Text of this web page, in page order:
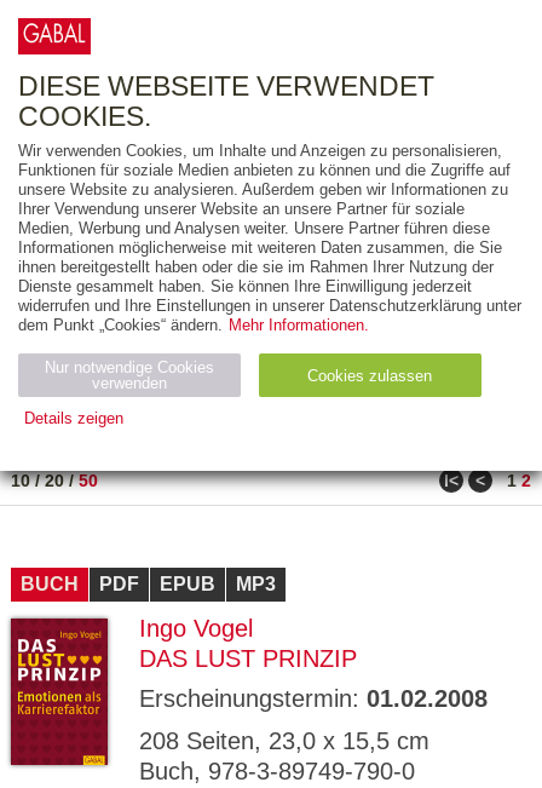
FREITEXT
AUSGABEART
AUS DER REIHE
ZUM THEMA
Neuerscheinung
Bestseller
PREIS
10/20/50 ǀ< < 1 2
BUCH PDF EPUB MP3
Ingo Vogel
DAS LUST PRINZIP
Erscheinungstermin: 01.02.2008
208 Seiten, 23,0 x 15,5 cm
Buch, 978-3-89749-790-0
DIESE WEBSEITE VERWENDET
COOKIES.
Wir verwenden Cookies, um Inhalte und Anzeigen zu personalisieren,
Funktionen für soziale Medien anbieten zu können und die Zugriffe auf
unsere Website zu analysieren. Außerdem geben wir Informationen zu
Ihrer Verwendung unserer Website an unsere Partner für soziale
Medien, Werbung und Analysen weiter. Unsere Partner führen diese
Informationen möglicherweise mit weiteren Daten zusammen, die Sie
ihnen bereitgestellt haben oder die sie im Rahmen Ihrer Nutzung der
Dienste gesammelt haben. Sie können Ihre Einwilligung jederzeit
widerrufen und Ihre Einstellungen in unserer Datenschutzerklärung unter
dem Punkt „Cookies“ ändern. Mehr Informationen.
Nur notwendige Cookies
verwenden
Cookies zulassen
Details zeigen
Name Zweck
Abl
ESSION
_ID
verlag.
de
Session verwendet
GV_CO
OKIES
gabal-
Speichert den Zustimmungsstatus des
Benutzers für Cookies auf der aktuellen
Domäne.